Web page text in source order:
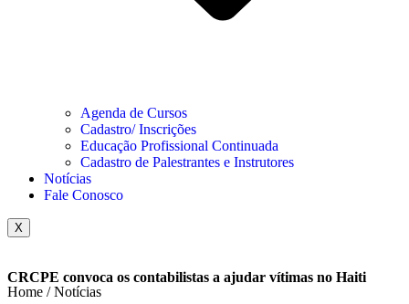
Agenda de Cursos
Cadastro/ Inscrições
Educação Profissional Continuada
Cadastro de Palestrantes e Instrutores
Notícias
Fale Conosco
X
CRCPE convoca os contabilistas a ajudar vítimas no Haiti
Home / Notícias